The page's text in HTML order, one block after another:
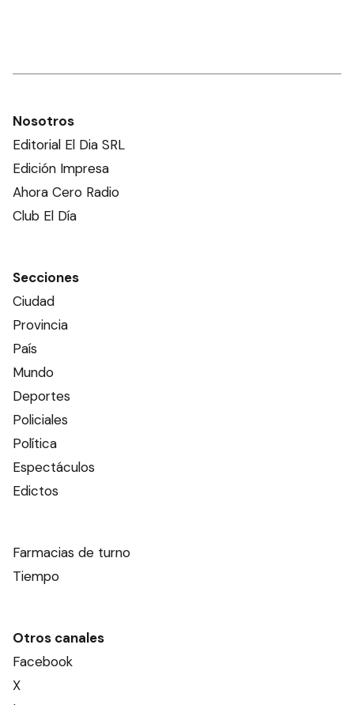
Nosotros
Editorial El Dia SRL
Edición Impresa
Ahora Cero Radio
Club El Día
Secciones
Ciudad
Provincia
País
Mundo
Deportes
Policiales
Política
Espectáculos
Edictos
Farmacias de turno
Tiempo
Otros canales
Facebook
X